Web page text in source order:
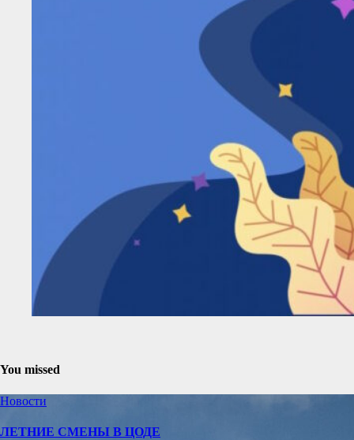
You missed
Новости
ЛЕТНИЕ СМЕНЫ В ЦОДЕ